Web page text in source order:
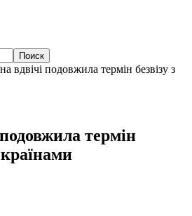
вдвічі подовжила термін безвізу з
термін
країнами